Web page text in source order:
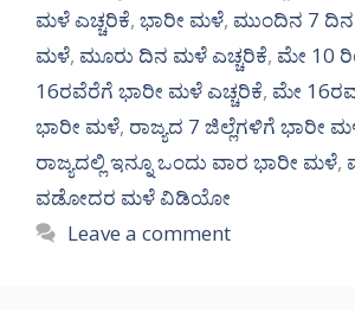
ಮಳೆ ಎಚ್ಚರಿಕೆ, ಭಾರೀ ಮಳೆ, ಮುಂದಿನ 7 ದಿನ
ಮಳೆ, ಮೂರು ದಿನ ಮಳೆ ಎಚ್ಚರಿಕೆ, ಮೇ 10
16ರವೆರೆಗೆ ಭಾರೀ ಮಳೆ ಎಚ್ಚರಿಕೆ, ಮೇ
ಭಾರೀ ಮಳೆ, ರಾಜ್ಯದ 7 ಜಿಲ್ಲೆಗಳಿಗೆ ಭಾರೀ
ರಾಜ್ಯದಲ್ಲಿ ಇನ್ನೂ ಒಂದು ವಾರ ಭಾರೀ ಮಳೆ,
ವಡೋದರ ಮಳೆ ವಿಡಿಯೋ
Leave a comment